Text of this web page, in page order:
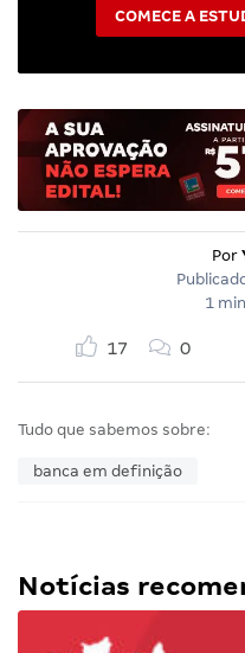
COMECE A
Por
1
17 0
Tudo que sabemos sobre:
banca em definição
Notícias